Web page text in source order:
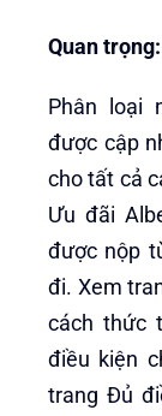
Quan trọng:
Phân loại
được cập
cho tất cả
Ưu đãi
được nộp
đi. Xem
cách thức
điều kiện
trang Đủ